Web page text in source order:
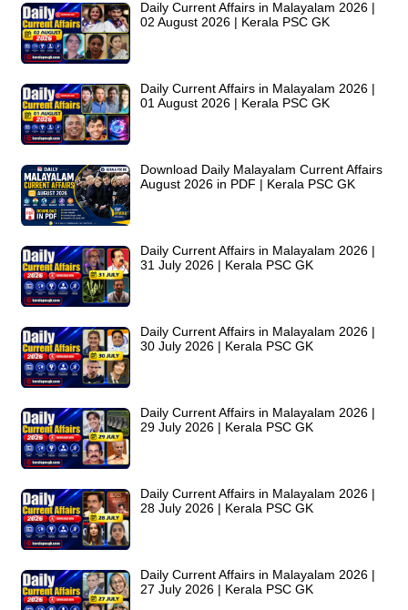
Daily Current Affairs in Malayalam 2026 |
02 August 2026 | Kerala PSC GK
Daily Current Affairs in Malayalam 2026 |
01 August 2026 | Kerala PSC GK
Download Daily Malayalam Current Affairs
August 2026 in PDF | Kerala PSC GK
Daily Current Affairs in Malayalam 2026 |
31 July 2026 | Kerala PSC GK
Daily Current Affairs in Malayalam 2026 |
30 July 2026 | Kerala PSC GK
Daily Current Affairs in Malayalam 2026 |
29 July 2026 | Kerala PSC GK
Daily Current Affairs in Malayalam 2026 |
28 July 2026 | Kerala PSC GK
Daily Current Affairs in Malayalam 2026 |
27 July 2026 | Kerala PSC GK